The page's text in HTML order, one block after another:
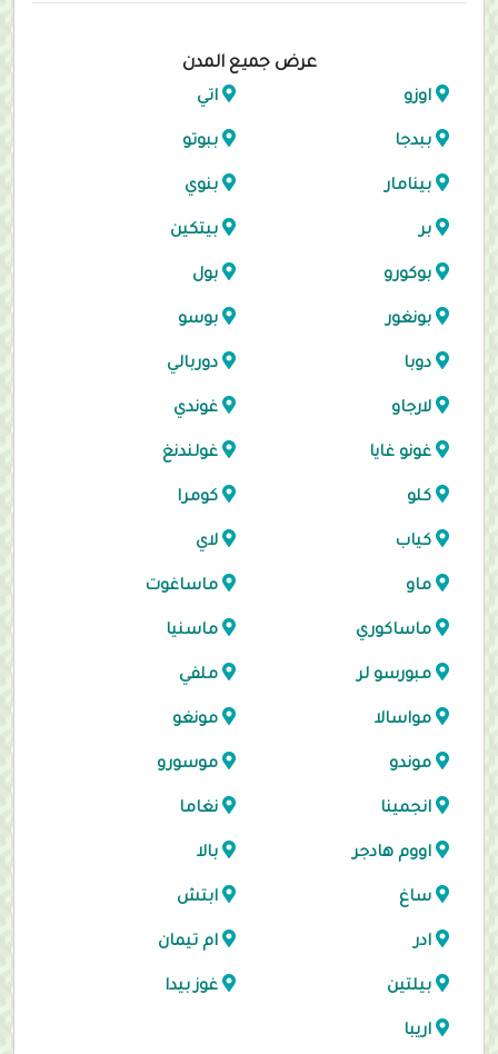
عرض جميع المدن
اوزو اتي
ببدجا ببوتو
بينامار بنوي
بر بيتكين
بوكورو بول
بونغور بوسو
دوبا دوربالي
لارجاو غوندي
غونو غايا غولندنغ
كلو كومرا
كياب لاي
ماو ماساغوت
ماساكوري ماسنيا
مبورسو لر ملفي
مواسالا مونغو
موندو موسورو
انجمينا نغاما
اووم هادجر بالا
ساغ ابتش
ادر ام تيمان
بيلتين غوز بيدا
اريبا